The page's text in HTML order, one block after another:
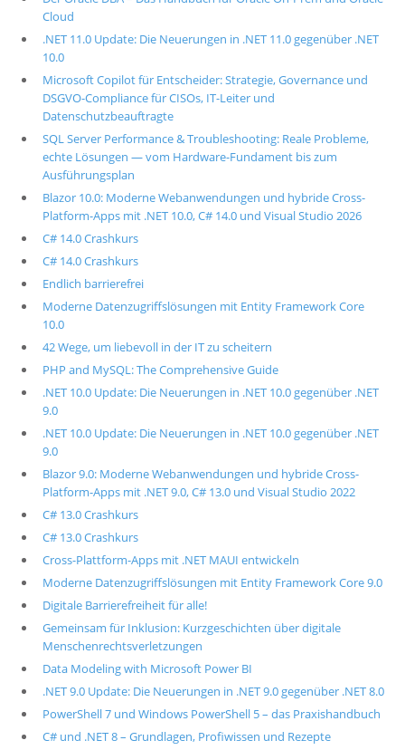
Cloud
.NET 11.0 Update: Die Neuerungen in .NET 11.0 gegenüber .NET
10.0
Microsoft Copilot für Entscheider: Strategie, Governance und
DSGVO-Compliance für CISOs, IT-Leiter und
Datenschutzbeauftragte
SQL Server Performance & Troubleshooting: Reale Probleme,
echte Lösungen — vom Hardware-Fundament bis zum
Ausführungsplan
Blazor 10.0: Moderne Webanwendungen und hybride Cross-
Platform-Apps mit .NET 10.0, C# 14.0 und Visual Studio 2026
C# 14.0 Crashkurs
C# 14.0 Crashkurs
Endlich barrierefrei
Moderne Datenzugriffslösungen mit Entity Framework Core
10.0
42 Wege, um liebevoll in der IT zu scheitern
PHP and MySQL: The Comprehensive Guide
.NET 10.0 Update: Die Neuerungen in .NET 10.0 gegenüber .NET
9.0
.NET 10.0 Update: Die Neuerungen in .NET 10.0 gegenüber .NET
9.0
Blazor 9.0: Moderne Webanwendungen und hybride Cross-
Platform-Apps mit .NET 9.0, C# 13.0 und Visual Studio 2022
C# 13.0 Crashkurs
C# 13.0 Crashkurs
Cross-Plattform-Apps mit .NET MAUI entwickeln
Moderne Datenzugriffslösungen mit Entity Framework Core 9.0
Digitale Barrierefreiheit für alle!
Gemeinsam für Inklusion: Kurzgeschichten über digitale
Menschenrechtsverletzungen
Data Modeling with Microsoft Power BI
.NET 9.0 Update: Die Neuerungen in .NET 9.0 gegenüber .NET 8.0
PowerShell 7 und Windows PowerShell 5 – das Praxishandbuch
C# und .NET 8 – Grundlagen, Profiwissen und Rezepte